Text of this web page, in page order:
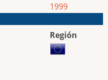
1999
Región